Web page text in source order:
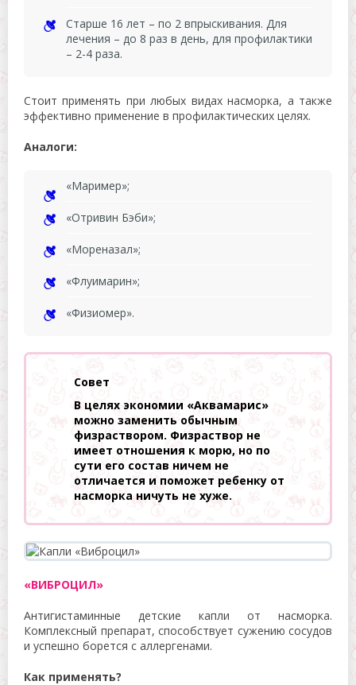
Старше 16 лет – по 2 впрыскивания. Для
лечения – до 8 раз в день, для профилактики
– 2-4 раза.
Стоит применять при любых видах насморка, а также
эффективно применение в профилактических целях.
Аналоги:
«Маример»;
«Отривин Бэби»;
«Мореназал»;
«Флуимарин»;
«Физиомер».
Совет
В целях экономии «Аквамарис»
можно заменить обычным
физраствором. Физраствор не
имеет отношения к морю, но по
сути его состав ничем не
отличается и поможет ребенку от
насморка ничуть не хуже.
«ВИБРОЦИЛ»
Антигистаминные детские капли от насморка.
Комплексный препарат, способствует сужению сосудов
и успешно борется с аллергенами.
Как применять?